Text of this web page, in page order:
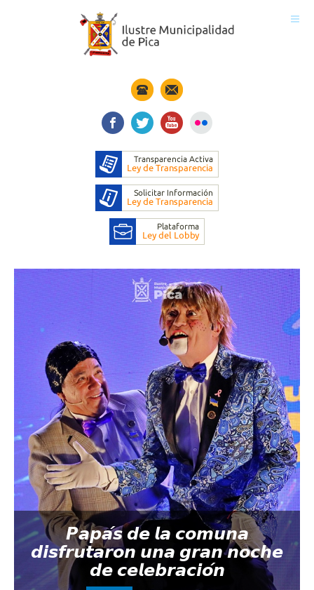
𝙋𝙖𝙥𝙖́𝙨 𝙙𝙚 𝙡𝙖 𝙘𝙤𝙢𝙪𝙣𝙖
𝙙𝙞𝙨𝙛𝙧𝙪𝙩𝙖𝙧𝙤𝙣 𝙪𝙣𝙖 𝙜𝙧𝙖𝙣 𝙣𝙤𝙘𝙝𝙚
𝙙𝙚 𝙘𝙚𝙡𝙚𝙗𝙧𝙖𝙘𝙞𝙤́𝙣